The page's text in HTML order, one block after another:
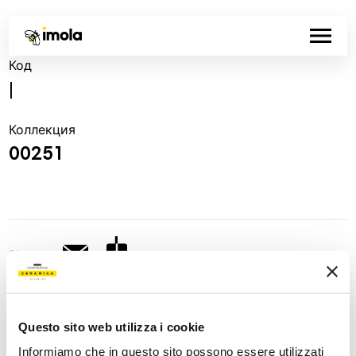
Questo sito web utilizza i cookie
Informiamo che in questo sito possono essere utilizzati
Код
Коллекция
00251
Share: